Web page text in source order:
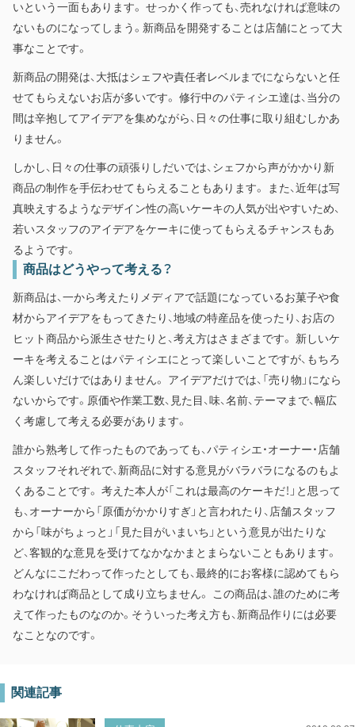
いという一面もあります。 せっかく作っても、売れなければ意味の
ないものになってしまう。新商品を開発することは店舗にとって大
事なことです。
新商品の開発は、大抵はシェフや責任者レベルまでにならないと任
せてもらえないお店が多いです。 修行中のパティシエ達は、当分の
間は辛抱してアイデアを集めながら、日々の仕事に取り組むしかあ
りません。
しかし、日々の仕事の頑張りしだいでは、シェフから声がかかり新
商品の制作を手伝わせてもらえることもあります。 また、近年は写
真映えするようなデザイン性の高いケーキの人気が出やすいため、
若いスタッフのアイデアをケーキに使ってもらえるチャンスもあ
るようです。
商品はどうやって考える？
新商品は、一から考えたりメディアで話題になっているお菓子や食
材からアイデアをもってきたり、地域の特産品を使ったり、お店の
ヒット商品から派生させたりと、考え方はさまざまです。 新しいケ
ーキを考えることはパティシエにとって楽しいことですが、もちろ
ん楽しいだけではありません。 アイデアだけでは、「売り物」になら
ないからです。原価や作業工数、見た目、味、名前、テーマまで、幅広
く考慮して考える必要があります。
誰から熟考して作ったものであっても、パティシエ・オーナー・店舗
スタッフそれぞれで、新商品に対する意見がバラバラになるのもよ
くあることです。 考えた本人が「これは最高のケーキだ！」と思って
も、オーナーから「原価がかかりすぎ」と言われたり、店舗スタッフ
から「味がちょっと」「見た目がいまいち」という意見が出たりな
ど、客観的な意見を受けてなかなかまとまらないこともあります。
どんなにこだわって作ったとしても、最終的にお客様に認めてもら
わなければ商品として成り立ちません。 この商品は、誰のために考
えて作ったものなのか。そういった考え方も、新商品作りには必要
なことなのです。
関連記事